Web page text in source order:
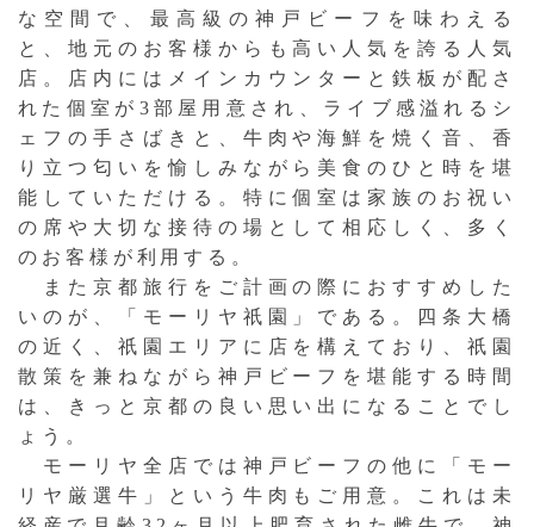
な空間で、最高級の神戸ビーフを味わえる
と、地元のお客様からも高い人気を誇る人気
店。店内にはメインカウンターと鉄板が配さ
れた個室が3部屋用意され、ライブ感溢れるシ
ェフの手さばきと、牛肉や海鮮を焼く音、香
り立つ匂いを愉しみながら美食のひと時を堪
能していただける。特に個室は家族のお祝い
の席や大切な接待の場として相応しく、多く
のお客様が利用する。
また京都旅行をご計画の際におすすめした
いのが、「モーリヤ祇園」である。四条大橋
の近く、祇園エリアに店を構えており、祇園
散策を兼ねながら神戸ビーフを堪能する時間
は、きっと京都の良い思い出になることでし
ょう。
モーリヤ全店では神戸ビーフの他に「モー
リヤ厳選牛」という牛肉もご用意。これは未